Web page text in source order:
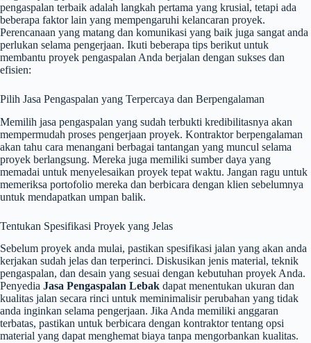
pengaspalan terbaik adalah langkah pertama yang krusial, tetapi ada
beberapa faktor lain yang mempengaruhi kelancaran proyek.
Perencanaan yang matang dan komunikasi yang baik juga sangat anda
perlukan selama pengerjaan. Ikuti beberapa tips berikut untuk
membantu proyek pengaspalan Anda berjalan dengan sukses dan
efisien:
Pilih Jasa Pengaspalan yang Terpercaya dan Berpengalaman
Memilih jasa pengaspalan yang sudah terbukti kredibilitasnya akan
mempermudah proses pengerjaan proyek. Kontraktor berpengalaman
akan tahu cara menangani berbagai tantangan yang muncul selama
proyek berlangsung. Mereka juga memiliki sumber daya yang
memadai untuk menyelesaikan proyek tepat waktu. Jangan ragu untuk
memeriksa portofolio mereka dan berbicara dengan klien sebelumnya
untuk mendapatkan umpan balik.
Tentukan Spesifikasi Proyek yang Jelas
Sebelum proyek anda mulai, pastikan spesifikasi jalan yang akan anda
kerjakan sudah jelas dan terperinci. Diskusikan jenis material, teknik
pengaspalan, dan desain yang sesuai dengan kebutuhan proyek Anda.
Penyedia Jasa Pengaspalan Lebak dapat menentukan ukuran dan
kualitas jalan secara rinci untuk meminimalisir perubahan yang tidak
anda inginkan selama pengerjaan. Jika Anda memiliki anggaran
terbatas, pastikan untuk berbicara dengan kontraktor tentang opsi
material yang dapat menghemat biaya tanpa mengorbankan kualitas.